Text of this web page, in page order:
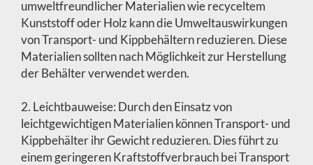
umweltfreundlicher Materialien wie recyceltem
Kunststoff oder Holz kann die Umweltauswirkungen
von Transport- und Kippbehältern reduzieren. Diese
Materialien sollten nach Möglichkeit zur Herstellung
der Behälter verwendet werden.
2. Leichtbauweise: Durch den Einsatz von
leichtgewichtigen Materialien können Transport- und
Kippbehälter ihr Gewicht reduzieren. Dies führt zu
einem geringeren Kraftstoffverbrauch bei Transport